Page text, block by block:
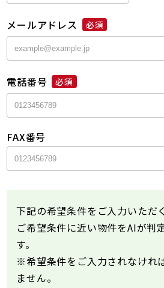
メールアドレス 必須
電話番号 必須
FAX番号
下記の希望条件をご入力いただ
ご希望条件に近い物件をAIが判
す。
※希望条件をご入力されなけれ
ません。